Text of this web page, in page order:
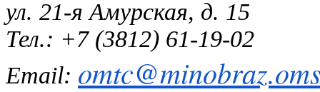
ул. 21-я Амурская, д. 15
Тел.: +7 (3812) 61-19-02
Email: